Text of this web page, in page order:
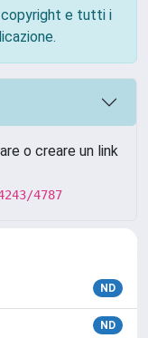
e tutti i
o creare un link
4787
ND
ND